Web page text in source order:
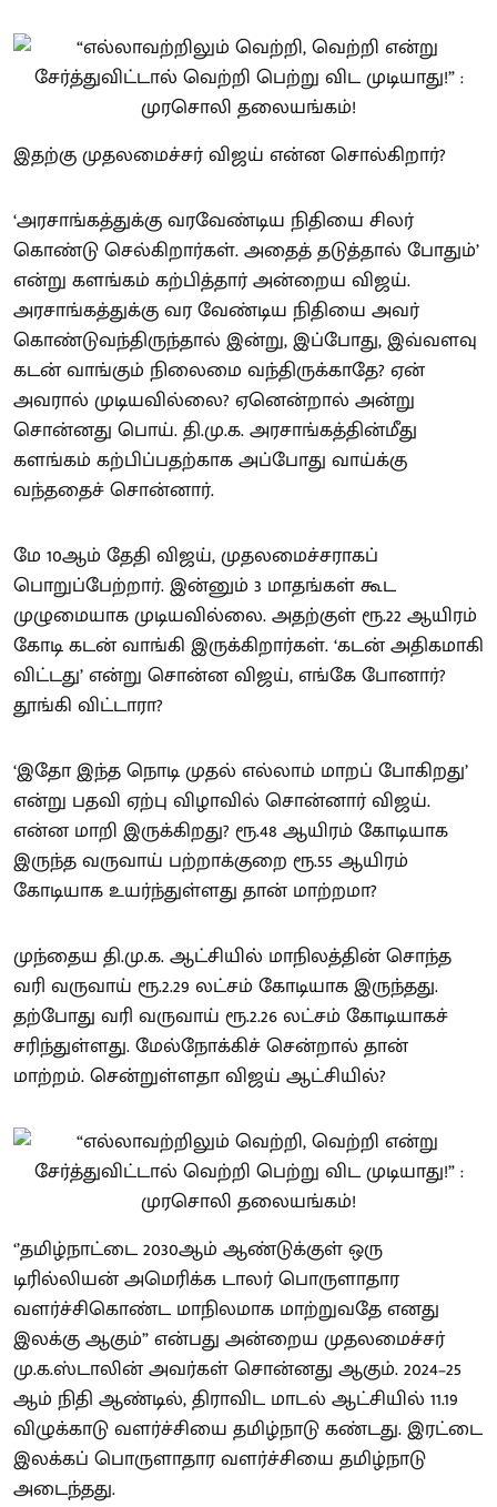
இதற்கு முதலமைச்சர் விஜய் என்ன சொல்கிறார்?
‘அரசாங்கத்துக்கு வரவேண்டிய நிதியை சிலர்
கொண்டு செல்கிறார்கள். அதைத் தடுத்தால் போதும்’
என்று களங்கம் கற்பித்தார் அன்றைய விஜய்.
அரசாங்கத்துக்கு வர வேண்டிய நிதியை அவர்
கொண்டுவந்திருந்தால் இன்று, இப்போது, இவ்வளவு
கடன் வாங்கும் நிலைமை வந்திருக்காதே? ஏன்
அவரால் முடியவில்லை? ஏனென்றால் அன்று
சொன்னது பொய். தி.மு.க. அரசாங்கத்தின்மீது
களங்கம் கற்பிப்பதற்காக அப்போது வாய்க்கு
வந்ததைச் சொன்னார்.
மே 10ஆம் தேதி விஜய், முதலமைச்சராகப்
பொறுப்பேற்றார். இன்னும் 3 மாதங்கள் கூட
முழுமையாக முடியவில்லை. அதற்குள் ரூ.22 ஆயிரம்
கோடி கடன் வாங்கி இருக்கிறார்கள். ‘கடன் அதிகமாகி
விட்டது’ என்று சொன்ன விஜய், எங்கே போனார்?
தூங்கி விட்டாரா?
‘இதோ இந்த நொடி முதல் எல்லாம் மாறப் போகிறது’
என்று பதவி ஏற்பு விழாவில் சொன்னார் விஜய்.
என்ன மாறி இருக்கிறது? ரூ.48 ஆயிரம் கோடியாக
இருந்த வருவாய் பற்றாக்குறை ரூ.55 ஆயிரம்
கோடியாக உயர்ந்துள்ளது தான் மாற்றமா?
முந்தைய தி.மு.க. ஆட்சியில் மாநிலத்தின் சொந்த
வரி வருவாய் ரூ.2.29 லட்சம் கோடியாக இருந்தது.
தற்போது வரி வருவாய் ரூ.2.26 லட்சம் கோடியாகச்
சரிந்துள்ளது. மேல்நோக்கிச் சென்றால் தான்
மாற்றம். சென்றுள்ளதா விஜய் ஆட்சியில்?
‘’தமிழ்நாட்டை 2030ஆம் ஆண்டுக்குள் ஒரு
டிரில்லியன் அமெரிக்க டாலர் பொருளாதார
வளர்ச்சிகொண்ட மாநிலமாக மாற்றுவதே எனது
இலக்கு ஆகும்” என்பது அன்றைய முதலமைச்சர்
மு.க.ஸ்டாலின் அவர்கள் சொன்னது ஆகும். 2024–25
ஆம் நிதி ஆண்டில், திராவிட மாடல் ஆட்சியில் 11.19
விழுக்காடு வளர்ச்சியை தமிழ்நாடு கண்டது. இரட்டை
இலக்கப் பொருளாதார வளர்ச்சியை தமிழ்நாடு
அடைந்தது.